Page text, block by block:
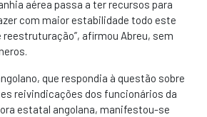
aérea passa a ter recursos para
com maior estabilidade todo este
reestruturação”, afirmou Abreu, sem
que respondia à questão sobre
reivindicações dos funcionários da
estatal angolana, manifestou-se